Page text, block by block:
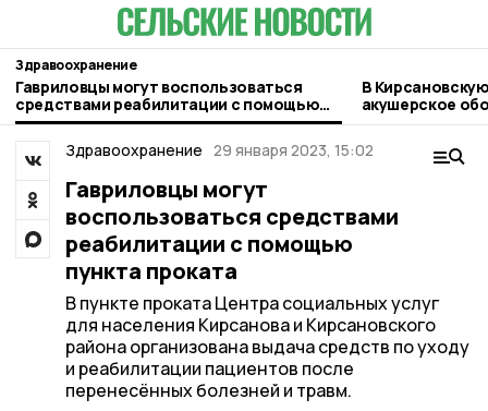
Здравоохранение
Гавриловцы могут воспользоваться
средствами реабилитации с помощью
пункта проката
В
акушерское
Здравоохранение 29 января 2023, 15:02
Гавриловцы могут
воспользоваться средствами
реабилитации с помощью
пункта проката
В пункте проката Центра социальных услуг
для населения Кирсанова и Кирсановского
района организована выдача средств по уходу
и реабилитации пациентов после
перенесённых болезней и травм.